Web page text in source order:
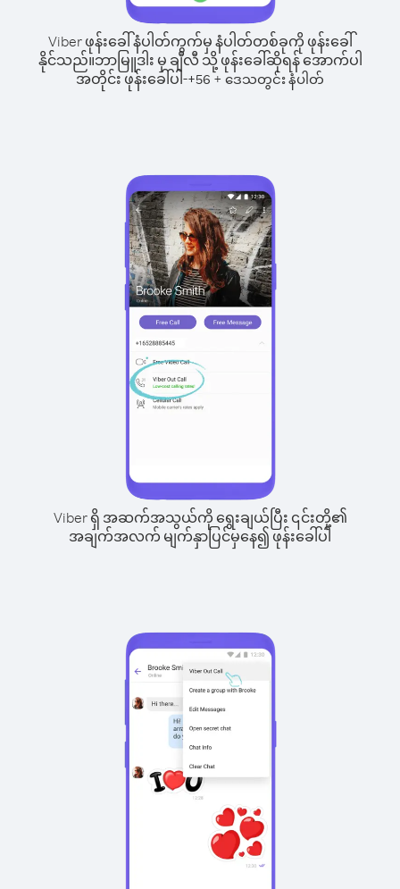
Viber ဖုန်းခေါ်နံပါတ်ကွက်မှ နံပါတ်တစ်ခုကို ဖုန်းခေါ်
နိုင်သည်။ဘာမြူဒါး မှ ချီလီ သို့ ဖုန်းခေါ်ဆိုရန် အောက်ပါ
အတိုင်း ဖုန်းခေါ်ပါ-+56 + ဒေသတွင်း နံပါတ်
Viber ရှိ အဆက်အသွယ်ကို ရွေးချယ်ပြီး ၎င်းတို့၏
အချက်အလက် မျက်နှာပြင်မှနေ၍ ဖုန်းခေါ်ပါ